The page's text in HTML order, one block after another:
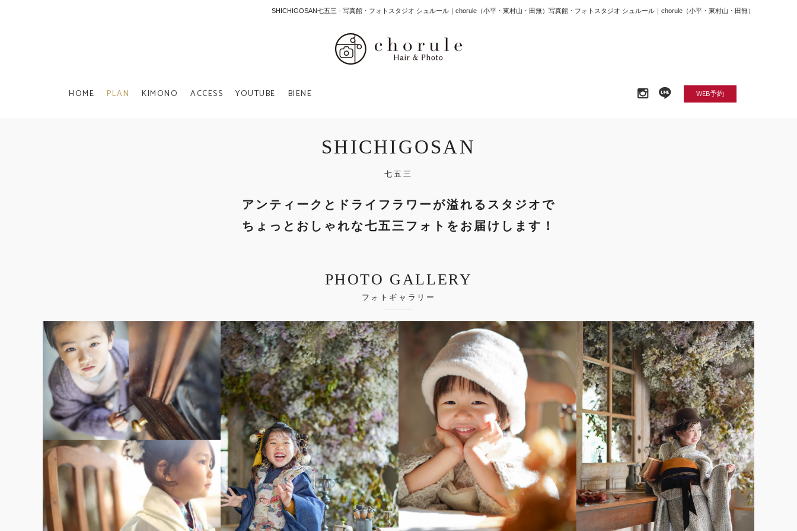
SHICHIGOSAN七五三 - 写真館・フォトスタジオ シュルール｜chorule（小平・東村山・田無）写真館・フォトスタジオ シュルール｜chorule（小平・東村山・田無）
HOME PLAN KIMONO ACCESS YOUTUBE BIENE WEB予約
SHICHIGOSAN
七五三
アンティークとドライフラワーが溢れるスタジオで
ちょっとおしゃれな七五三フォトをお届けします！
PHOTO GALLERY
フォトギャラリー